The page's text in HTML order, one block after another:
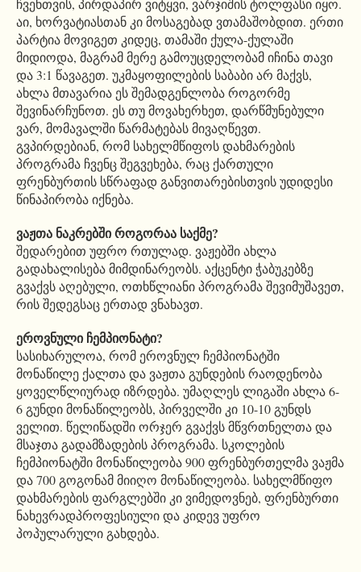
აი, ხორვატიასთან კი მოსაგებად ვთამაშობდით. ერთი
პარტია მოვიგეთ კიდეც, თამაში ქულა-ქულაში
მიდიოდა, მაგრამ მერე გამოუცდელობამ იჩინა თავი
და 3:1 წავაგეთ. უკმაყოფილების საბაბი არ მაქვს,
ახლა მთავარია ეს შემადგენლობა როგორმე
შევინარჩუნოთ. ეს თუ მოვახერხეთ, დარწმუნებული
ვარ, მომავალში წარმატებას მივაღწევთ.
გვპირდებიან, რომ სახელმწიფოს დახმარების
პროგრამა ჩვენც შეგვეხება, რაც ქართული
ფრენბურთის სწრაფად განვითარებისთვის უდიდესი
წინაპირობა იქნება.
ვაჟთა ნაკრებში როგორაა საქმე?
შედარებით უფრო რთულად. ვაჟებში ახლა
გადახალისება მიმდინარეობს. აქცენტი ჭაბუკებზე
გვაქვს აღებული, ოთხწლიანი პროგრამა შევიმუშავეთ,
რის შედეგსაც ერთად ვნახავთ.
ეროვნული ჩემპიონატი?
სასიხარულოა, რომ ეროვნულ ჩემპიონატში
მონაწილე ქალთა და ვაჟთა გუნდების რაოდენობა
ყოველწლიურად იზრდება. უმაღლეს ლიგაში ახლა 6-
6 გუნდი მონაწილეობს, პირველში კი 10-10 გუნდს
ველით. წელიწადში ორჯერ გვაქვს მწვრთნელთა და
მსაჯთა გადამზადების პროგრამა. სკოლების
ჩემპიონატში მონაწილეობა 900 ფრენბურთელმა ვაჟმა
და 700 გოგონამ მიიღო მონაწილეობა. სახელმწიფო
დახმარების ფარგლებში კი ვიმედოვნებ, ფრენბურთი
ნახევრადპროფესიული და კიდევ უფრო
პოპულარული გახდება.